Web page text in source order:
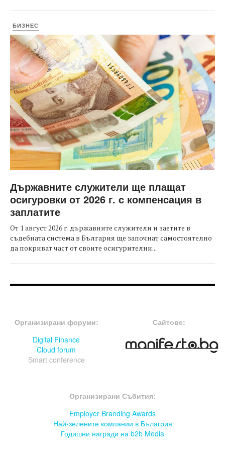
БИЗНЕС
Държавните служители ще плащат
осигуровки от 2026 г. с компенсация в
заплатите
От 1 август 2026 г. държавните служители и заетите в
съдебната система в България ще започнат самостоятелно
да покриват част от своите осигурителни...
Организирани форуми:
Digital Finance
Cloud forum
Smart conference
Сайтове:
Организирани Събития:
Employer Branding Awards
Най-зелените компании в Бълагрия
Годишни награди на b2b Media